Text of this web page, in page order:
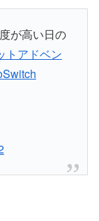
が高い日の
トアドベン